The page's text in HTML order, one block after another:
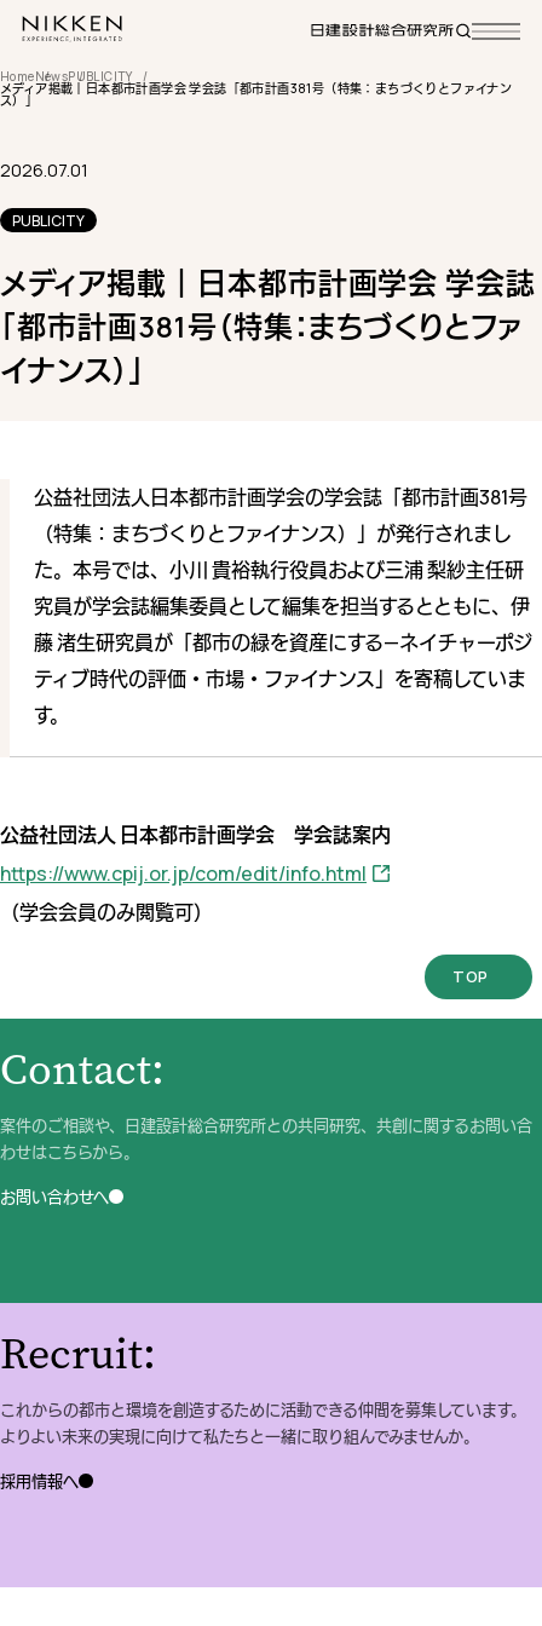
HomeNewsPUBLICITY
メディア掲載｜日本都市計画学会 学会誌「都市計画381号（特集：まちづくりとファイナン
ス）」
2026.07.01
PUBLICITY
メディア掲載｜日本都市計画学会 学会誌
「都市計画381号（特集：まちづくりとファ
イナンス）」
公益社団法人日本都市計画学会の学会誌「都市計画381号
（特集：まちづくりとファイナンス）」が発行されまし
た。本号では、小川 貴裕執行役員および三浦 梨紗主任研
究員が学会誌編集委員として編集を担当するとともに、伊
藤 渚生研究員が「都市の緑を資産にする—ネイチャーポジ
ティブ時代の評価・市場・ファイナンス」を寄稿していま
す。
公益社団法人 日本都市計画学会 学会誌案内
https://www.cpij.or.jp/com/edit/info.html
（学会会員のみ閲覧可）
Contact:
案件のご相談や、日建設計総合研究所との共同研究、共創に関するお問い合
わせはこちらから。
お問い合わせへ
Recruit:
これからの都市と環境を創造するために活動できる仲間を募集しています。
よりよい未来の実現に向けて私たちと一緒に取り組んでみませんか。
採用情報へ
TOP